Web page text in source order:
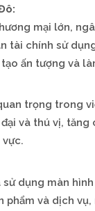
mại lớn,
tài chính sử
ấn tượng và
trọng trong
và thú vị, tăng
vực.
sử dụng màn
phẩm và dịch